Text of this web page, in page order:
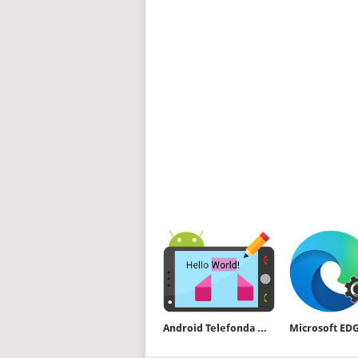
Android Telefonda Metin kopyalama nasıl yapılır